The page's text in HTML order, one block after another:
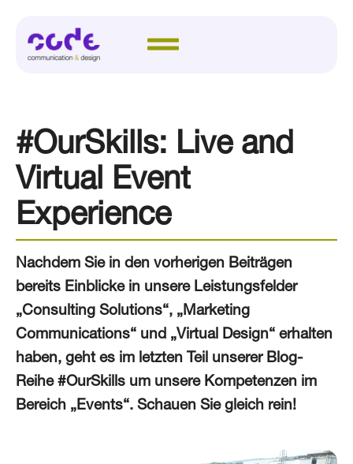
#OurSkills: Live and
Virtual Event
Experience
Nachdem Sie in den vorherigen Beiträgen
bereits Einblicke in unsere Leistungsfelder
„Consulting Solutions“, „Marketing
Communications“ und „Virtual Design“ erhalten
haben, geht es im letzten Teil unserer Blog-
Reihe #OurSkills um unsere Kompetenzen im
Bereich „Events“. Schauen Sie gleich rein!